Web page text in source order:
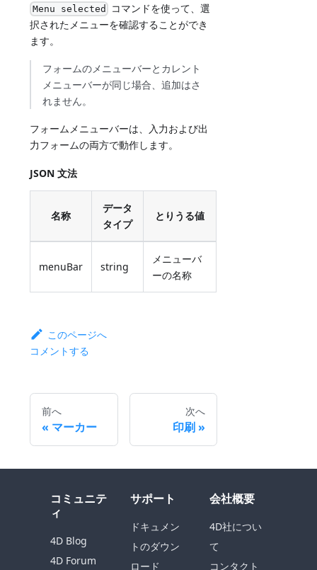
Menu selected コマンドを使って、選
択されたメニューを確認することができ
ます。
フォームのメニューバーとカレント
メニューバーが同じ場合、追加はさ
れません。
フォームメニューバーは、入力および出
力フォームの両方で動作します。
JSON 文法
名称
データ
タイプ
とりうる値
menuBar string
メニューバ
ーの名称
このページへ
コメントする
前へ
マーカー
次へ
印刷
コミュニテ
ィ
4D Blog
4D Forum
サポート
ドキュメン
トのダウン
ロード
会社概要
4D社につい
て
コンタクト